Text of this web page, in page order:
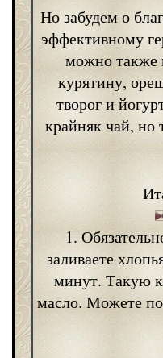
Но забудем о
эффективному
можно также
курятину,
творог и
крайняк чай, но
1.
заливаете
минут. Такую
масло. Можете